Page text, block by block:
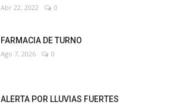
Abr 22, 2022 0
FARMACIA DE TURNO
Ago 7, 2026 0
ALERTA POR LLUVIAS FUERTES